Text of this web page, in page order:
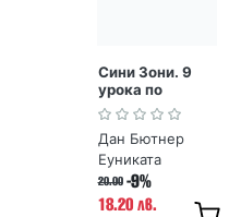
Сини Зони. 9
урока по
дълголетие от
хората, живели
най-дълго
Дан Бютнер
Еуниката
20.00 -9%
18.20 лв.